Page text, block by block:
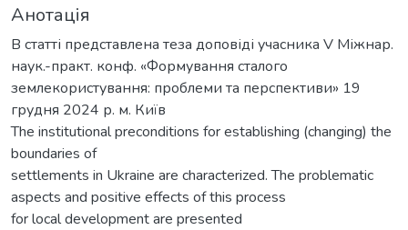
Анотація
В статті представлена теза доповіді учасника V Міжнар.
наук.-практ. конф. «Формування сталого
землекористування: проблеми та перспективи» 19
грудня 2024 р. м. Київ
The institutional preconditions for establishing (changing) the
boundaries of
settlements in Ukraine are characterized. The problematic
aspects and positive effects of this process
for local development are presented